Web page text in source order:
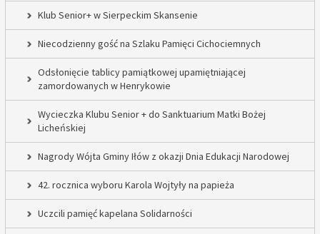
Klub Senior+ w Sierpeckim Skansenie
Niecodzienny gość na Szlaku Pamięci Cichociemnych
Odsłonięcie tablicy pamiątkowej upamiętniającej
zamordowanych w Henrykowie
Wycieczka Klubu Senior + do Sanktuarium Matki Bożej
Licheńskiej
Nagrody Wójta Gminy Iłów z okazji Dnia Edukacji Narodowej
42. rocznica wyboru Karola Wojtyły na papieża
Uczcili pamięć kapelana Solidarności